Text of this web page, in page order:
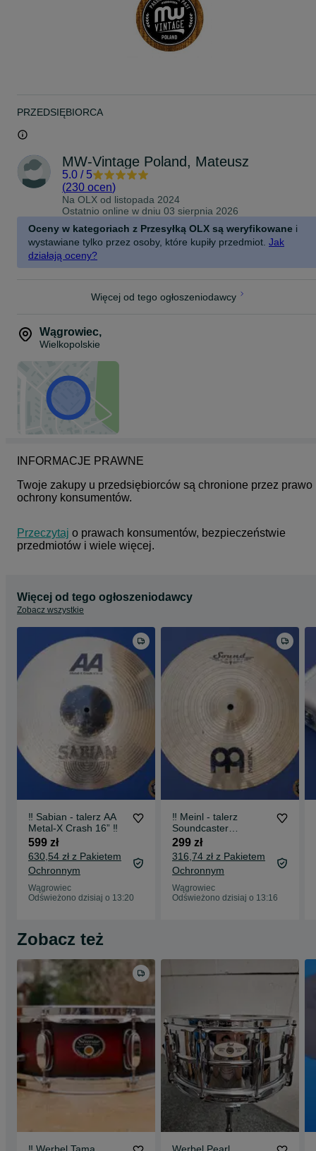
www.facebook.com/mwvintagepoland/
PRZEDSIĘBIORCA
MW-Vintage Poland, Mateusz
5.0 / 5
(230 ocen)
Na OLX od listopada 2024
Ostatnio online w dniu 03 sierpnia 2026
Oceny w kategoriach z Przesyłką OLX są weryfikowane i
wystawiane tylko przez osoby, które kupiły przedmiot. Jak
działają oceny?
Więcej od tego ogłoszeniodawcy
Wągrowiec,
Wielkopolskie
INFORMACJE PRAWNE
Twoje zakupy u przedsiębiorców są chronione przez prawo
ochrony konsumentów.
Przeczytaj o prawach konsumentów, bezpieczeństwie
przedmiotów i wiele więcej.
Więcej od tego ogłoszeniodawcy
Zobacz wszystkie
‼️ Sabian - talerz AA
Metal-X Crash 16” ‼️
599 zł
630,54 zł z Pakietem
Ochronnym
Wągrowiec
Odświeżono dzisiaj o 13:20
‼️ Meinl - talerz
Soundcaster
Soundedge Bottom
14” ‼️
299 zł
316,74 zł z Pakietem
Ochronnym
Wągrowiec
Odświeżono dzisiaj o 13:16
Zobacz też
‼️ Werbel Tama
Werbel Pearl